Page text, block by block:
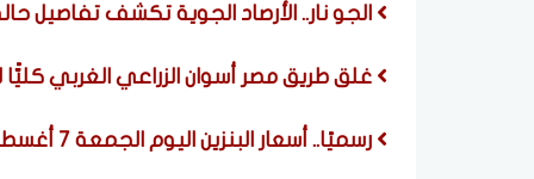
الجو نار.. الأرصاد الجوية تكشف تفاصيل
غلق طريق مصر أسوان الزراعي الغربي كليًّا
رسميًا.. أسعار البنزين اليوم الجمعة 7 أغسطس 2026